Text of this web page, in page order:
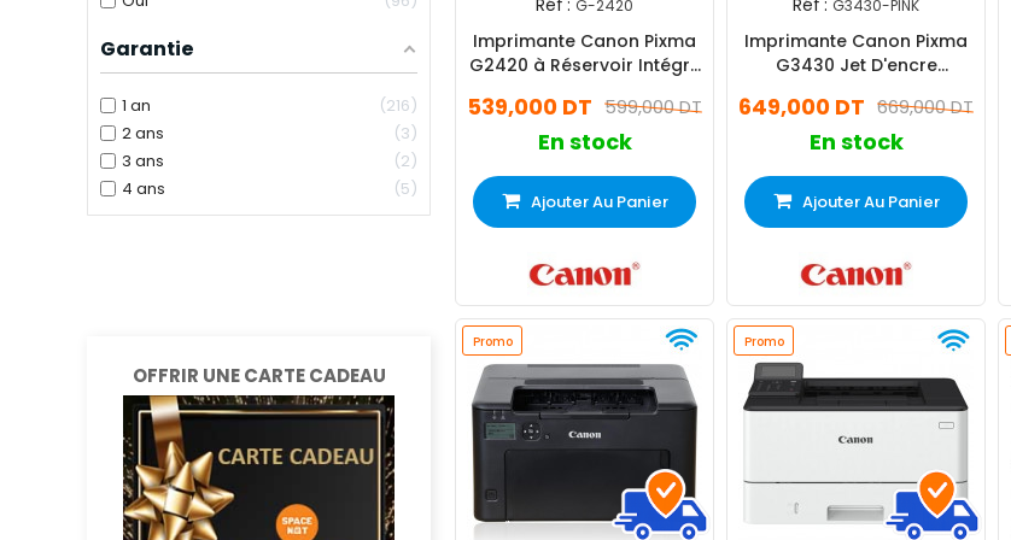
Garantie
1 an
216
2 ans
3
3 ans
2
4 ans
5
OFFRIR UNE CARTE CADEAU
Réf : G-2420
Imprimante Canon Pixma
G2420 à Réservoir Intégré
599,000 DT
539,000 DT
En stock
Ajouter Au Panier
Réf : G3430-PINK
Imprimante Canon Pixma
G3430 Jet D'encre
669,000 DT
649,000 DT
En stock
Ajouter Au Panier
Promo Promo